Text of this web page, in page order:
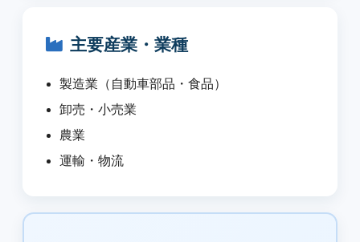
主要産業・業種
製造業（自動車部品・食品）
卸売・小売業
農業
運輸・物流